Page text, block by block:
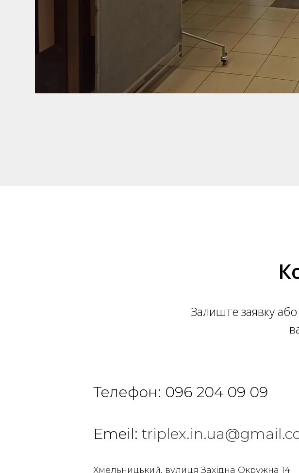
Залиште заявку
Телефон: 096 204 09 09
Emeil:
Хмельницький, вулиця Західна Окружна 14